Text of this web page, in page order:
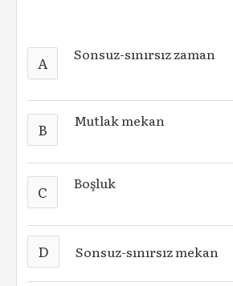
A Sonsuz-sınırsız zaman
B Mutlak mekan
C Boşluk
D Sonsuz-sınırsız mekan